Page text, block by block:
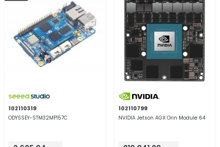
102110319
ODYSSEY-STM32MP157C
102110799
NVIDIA Jetson AGX Orin Module 64